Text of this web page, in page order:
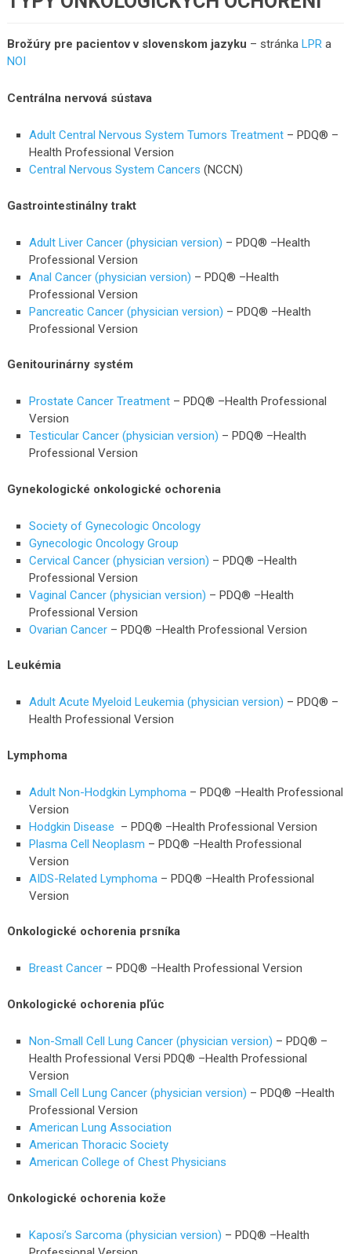
Brožúry pre pacientov v slovenskom jazyku – stránka LPR a
NOI
Centrálna nervová sústava
Adult Central Nervous System Tumors Treatment – PDQ® –
Health Professional Version
Central Nervous System Cancers (NCCN)
Gastrointestinálny trakt
Adult Liver Cancer (physician version) – PDQ® –Health
Professional Version
Anal Cancer (physician version) – PDQ® –Health
Professional Version
Pancreatic Cancer (physician version) – PDQ® –Health
Professional Version
Genitourinárny systém
Prostate Cancer Treatment – PDQ® –Health Professional
Version
Testicular Cancer (physician version) – PDQ® –Health
Professional Version
Gynekologické onkologické ochorenia
Society of Gynecologic Oncology
Gynecologic Oncology Group
Cervical Cancer (physician version) – PDQ® –Health
Professional Version
Vaginal Cancer (physician version) – PDQ® –Health
Professional Version
Ovarian Cancer – PDQ® –Health Professional Version
Leukémia
Adult Acute Myeloid Leukemia (physician version) – PDQ® –
Health Professional Version
Lymphoma
Adult Non-Hodgkin Lymphoma – PDQ® –Health Professional
Version
Hodgkin Disease – PDQ® –Health Professional Version
Plasma Cell Neoplasm – PDQ® –Health Professional
Version
AIDS-Related Lymphoma – PDQ® –Health Professional
Version
Onkologické ochorenia prsníka
Breast Cancer – PDQ® –Health Professional Version
Onkologické ochorenia pľúc
Non-Small Cell Lung Cancer (physician version) – PDQ® –
Health Professional Versi PDQ® –Health Professional
Version
Small Cell Lung Cancer (physician version) – PDQ® –Health
Professional Version
American Lung Association
American Thoracic Society
American College of Chest Physicians
Onkologické ochorenia kože
Kaposi’s Sarcoma (physician version) – PDQ® –Health